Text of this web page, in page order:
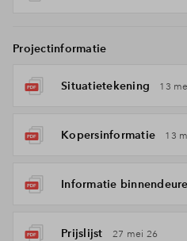
Projectinformatie
Situatietekening 13
Kopersinformatie 13
Informatie
Prijslijst 27 mei 26